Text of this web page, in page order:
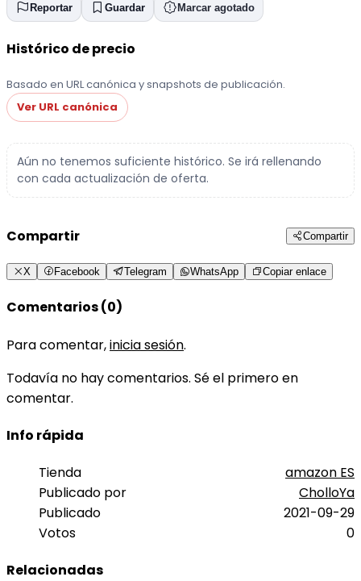
Reportar Guardar Marcar agotado
Histórico de precio
Basado en URL canónica y snapshots de publicación.
Ver URL canónica
Aún no tenemos suficiente histórico. Se irá rellenando
con cada actualización de oferta.
Compartir Compartir
X Facebook Telegram WhatsApp Copiar enlace
Comentarios (0)
Para comentar,inicia sesión.
Todavía no hay comentarios. Sé el primero en
comentar.
Info rápida
Tienda
amazon ES
Publicado por
CholloYa
Publicado
2021-09-29
Votos
0
Relacionadas